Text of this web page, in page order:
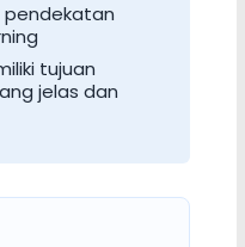
tujuan
jelas dan